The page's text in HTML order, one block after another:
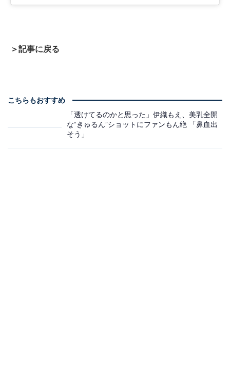
＞記事に戻る
こちらもおすすめ
「透けてるのかと思った」伊織もえ、美乳全開
な“きゅるん”ショットにファンもん絶 「鼻血出
そう」